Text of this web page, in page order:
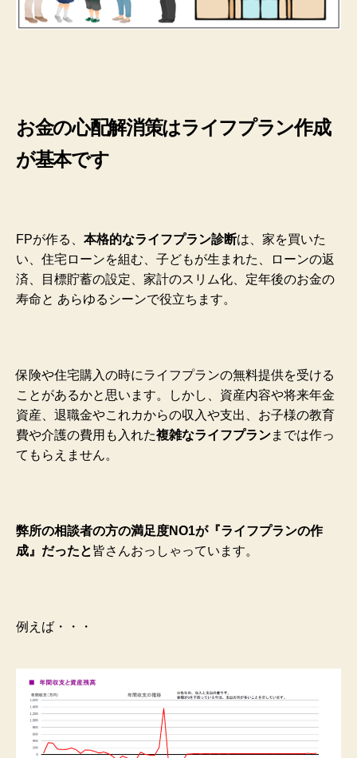
お金の心配解消策はライフプラン作成
が基本です
FPが作る、 本格的なライフプラン診断は、家を買いた
い、住宅ローンを組む、子どもが生まれた、ローンの返
済、目標貯蓄の設定、家計のスリム化、定年後のお金の
寿命と あらゆるシーンで役立ちます。
保険や住宅購入の時にライフプランの無料提供を受ける
ことがあるかと思います。しかし、資産内容や将来年金
資産、退職金やこれカからの収入や支出、お子様の教育
費や介護の費用も入れた複雑なライフプランまでは作っ
てもらえません。
弊所の相談者の方の満足度NO1が『ライフプランの作
成』だったと皆さんおっしゃっています。
例えば・・・